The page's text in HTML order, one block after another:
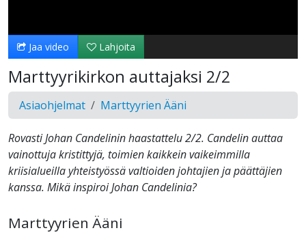
Jaa video Lahjoita
Marttyyrikirkon auttajaksi 2/2
Asiaohjelmat Marttyyrien Ääni
Rovasti Johan Candelinin haastattelu 2/2. Candelin auttaa
vainottuja kristittyjä, toimien kaikkein vaikeimmilla
kriisialueilla yhteistyössä valtioiden johtajien ja päättäjien
kanssa. Mikä inspiroi Johan Candelinia?
Marttyyrien Ääni